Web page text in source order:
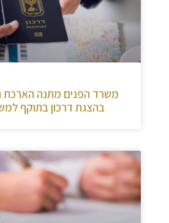
משרד הפנים מתנה הארכת
בהצגת דרכון בתוקף